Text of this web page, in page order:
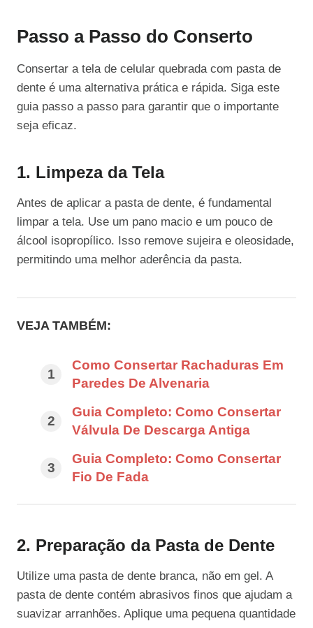
Passo a Passo do Conserto
Consertar a tela de celular quebrada com pasta de
dente é uma alternativa prática e rápida. Siga este
guia passo a passo para garantir que o importante
seja eficaz.
1. Limpeza da Tela
Antes de aplicar a pasta de dente, é fundamental
limpar a tela. Use um pano macio e um pouco de
álcool isopropílico. Isso remove sujeira e oleosidade,
permitindo uma melhor aderência da pasta.
VEJA TAMBÉM:
Como Consertar Rachaduras Em
Paredes De Alvenaria
Guia Completo: Como Consertar
Válvula De Descarga Antiga
Guia Completo: Como Consertar
Fio De Fada
2. Preparação da Pasta de Dente
Utilize uma pasta de dente branca, não em gel. A
pasta de dente contém abrasivos finos que ajudam a
suavizar arranhões. Aplique uma pequena quantidade